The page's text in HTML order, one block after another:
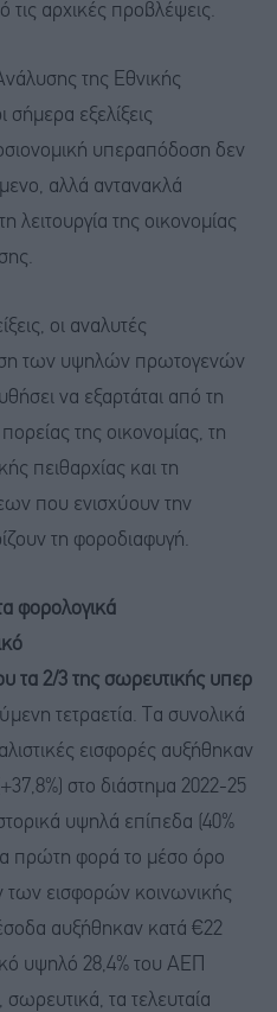
αρχικές προβλέψεις.
της Εθνικής
σήμερα εξελίξεις
υπεραπόδοση δεν
αλλά αντανακλά
λειτουργία της οικονομίας
οι αναλυτές
των υψηλών πρωτογενών
να εξαρτάται από τη
της οικονομίας, τη
πειθαρχίας και τη
που ενισχύουν την
τη φοροδιαφυγή.
φορολογικά
τα 2/3 της σωρευτικής υπερ
τετραετία. Τα συνολικά
εισφορές αυξήθηκαν
στο διάστημα 2022-25
υψηλά επίπεδα (40%
πρώτη φορά το μέσο όρο
των εισφορών κοινωνικής
αυξήθηκαν κατά €22
υψηλό 28,4% του ΑΕΠ
τα τελευταία